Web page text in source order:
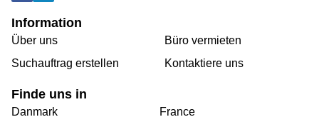
Information
Über uns
Suchauftrag erstellen
Büro vermieten
Kontaktiere uns
Finde uns in
Danmark
France